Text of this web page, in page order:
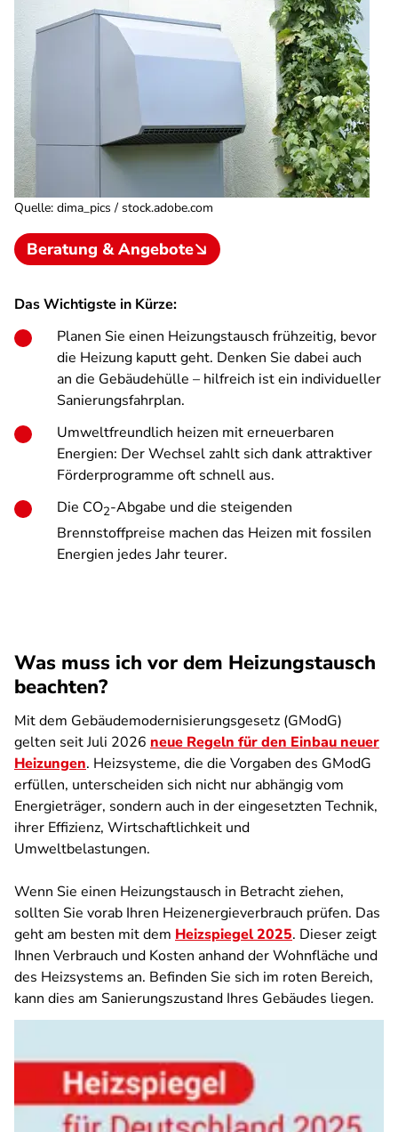
Quelle: dima_pics / stock.adobe.com
Beratung & Angebote
Das Wichtigste in Kürze:
Planen Sie einen Heizungstausch frühzeitig, bevor
die Heizung kaputt geht. Denken Sie dabei auch
an die Gebäudehülle – hilfreich ist ein individueller
Sanierungsfahrplan.
Umweltfreundlich heizen mit erneuerbaren
Energien: Der Wechsel zahlt sich dank attraktiver
Förderprogramme oft schnell aus.
Die CO2-Abgabe und die steigenden
Brennstoffpreise machen das Heizen mit fossilen
Energien jedes Jahr teurer.
Was muss ich vor dem Heizungstausch
beachten?
Mit dem Gebäudemodernisierungsgesetz (GModG)
gelten seit Juli 2026 neue Regeln für den Einbau neuer
Heizungen. Heizsysteme, die die Vorgaben des GModG
erfüllen, unterscheiden sich nicht nur abhängig vom
Energieträger, sondern auch in der eingesetzten Technik,
ihrer Effizienz, Wirtschaftlichkeit und
Umweltbelastungen.
Wenn Sie einen Heizungstausch in Betracht ziehen,
sollten Sie vorab Ihren Heizenergieverbrauch prüfen. Das
geht am besten mit dem Heizspiegel 2025. Dieser zeigt
Ihnen Verbrauch und Kosten anhand der Wohnfläche und
des Heizsystems an. Befinden Sie sich im roten Bereich,
kann dies am Sanierungszustand Ihres Gebäudes liegen.